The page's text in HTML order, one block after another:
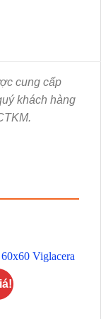
cung cấp
khách hàng